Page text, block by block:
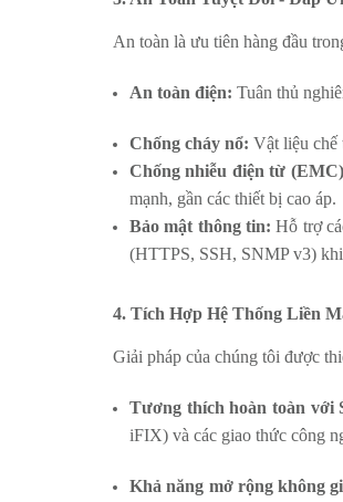
An toàn là ưu tiên hàng đầu
An toàn điện: Tuân thủ
Chống cháy nổ: Vật liệu chế
Chống nhiễu điện từ
mạnh, gần các thiết bị cao áp.
Bảo mật thông tin: Hỗ trợ
(HTTPS, SSH, SNMP v3)
4. Tích Hợp Hệ Thống Liền
Giải pháp của chúng tôi được
Tương thích hoàn toàn với
iFIX) và các giao thức công
Khả năng mở rộng không